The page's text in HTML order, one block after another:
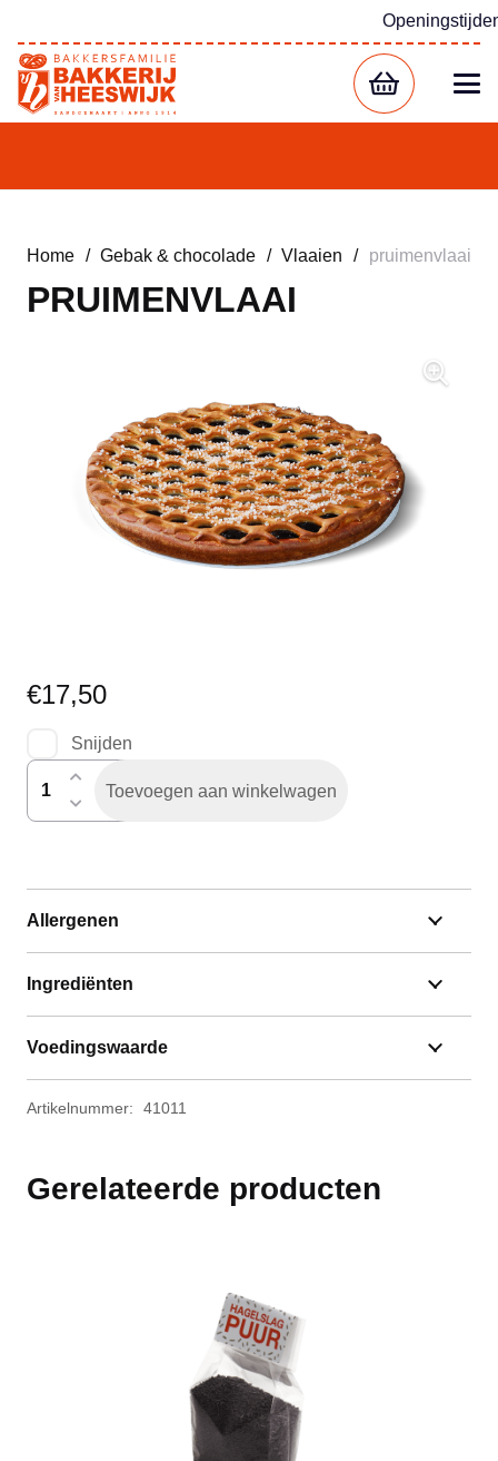
Home / Gebak & chocolade / Vlaaien / pruimenvlaai
PRUIMENVLAAI
€17,50
Snijden
pruimenvlaai
aantal
Toevoegen aan winkelwagen
Allergenen
Ingrediënten
Voedingswaarde
Artikelnummer: 41011
Gerelateerde producten